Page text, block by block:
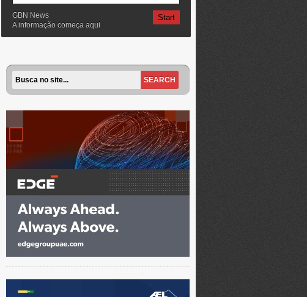
GBN News
A informação começa aqui